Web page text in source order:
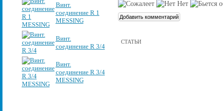
Винт.
соединение R 1
MESSING
Винт.
соединение R 3/4
Винт.
соединение R 3/4
MESSING
СТАТЬИ